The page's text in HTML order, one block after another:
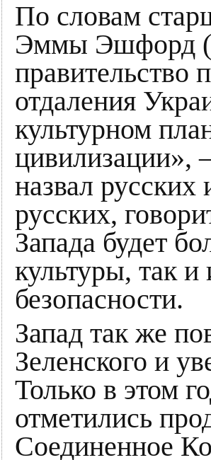
По словам
Эммы Эшфорд
правительство
отдаления
культурном
цивилизации»,
назвал
русских,
Запада будет
культуры, так
безопасности.
Запад так же
Зеленского и
Только в этом
отметились
Соединенное